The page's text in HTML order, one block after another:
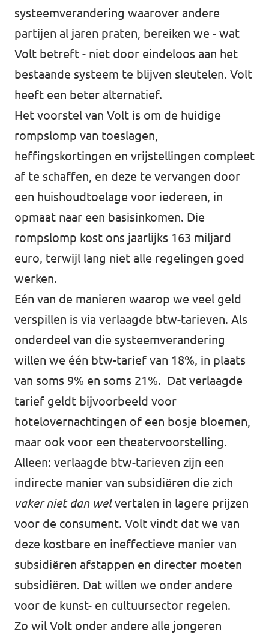
systeemverandering waarover andere
partijen al jaren praten, bereiken we - wat
Volt betreft - niet door eindeloos aan het
bestaande systeem te blijven sleutelen. Volt
heeft een beter alternatief.
Het voorstel van Volt is om de huidige
rompslomp van toeslagen,
heffingskortingen en vrijstellingen compleet
af te schaffen, en deze te vervangen door
een huishoudtoelage voor iedereen, in
opmaat naar een basisinkomen. Die
rompslomp kost ons jaarlijks 163 miljard
euro, terwijl lang niet alle regelingen goed
werken.
Eén van de manieren waarop we veel geld
verspillen is via verlaagde btw-tarieven. Als
onderdeel van die systeemverandering
willen we één btw-tarief van 18%, in plaats
van soms 9% en soms 21%. Dat verlaagde
tarief geldt bijvoorbeeld voor
hotelovernachtingen of een bosje bloemen,
maar ook voor een theatervoorstelling.
Alleen: verlaagde btw-tarieven zijn een
indirecte manier van subsidiëren die zich
vaker niet dan welvertalen in lagere prijzen
voor de consument. Volt vindt dat we van
deze kostbare en ineffectieve manier van
subsidiëren afstappen en directer moeten
subsidiëren. Dat willen we onder andere
voor de kunst- en cultuursector regelen.
Zo wil Volt onder andere alle jongeren